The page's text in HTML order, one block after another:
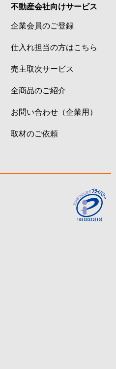
不動産会社向けサービス
企業会員のご登録
仕入れ担当の方はこちら
売主取次サービス
全商品のご紹介
お問い合わせ（企業用）
取材のご依頼